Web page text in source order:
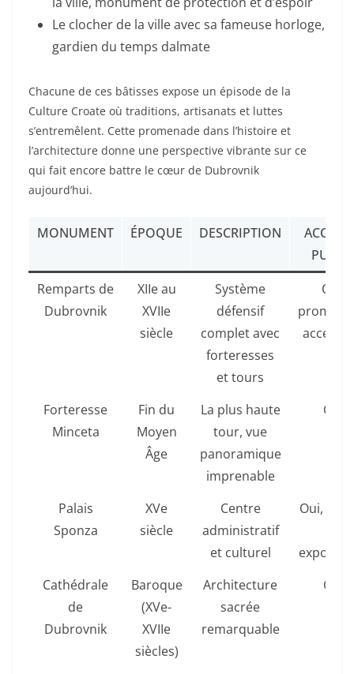
Le clocher de la ville avec sa fameuse horloge,
gardien du temps dalmate
Chacune de ces bâtisses expose un épisode de la
Culture Croate où traditions, artisanats et luttes
s’entremêlent. Cette promenade dans l’histoire et
l’architecture donne une perspective vibrante sur ce
qui fait encore battre le cœur de Dubrovnik
aujourd’hui.
MONUMENT ÉPOQUE DESCRIPTION
ACCÈS
Remparts de
Dubrovnik
XIIe au
XVIIe
siècle
Système
défensif
complet avec
forteresses
et tours
Oui,
Forteresse
Minceta
Fin du
Moyen
Âge
La plus haute
tour, vue
panoramique
imprenable
Oui
Palais
Sponza
XVe
siècle
Centre
administratif
et culturel
Oui,
Cathédrale
de
Dubrovnik
Baroque
(XVe-
XVIIe
siècles)
Architecture
sacrée
remarquable
Oui